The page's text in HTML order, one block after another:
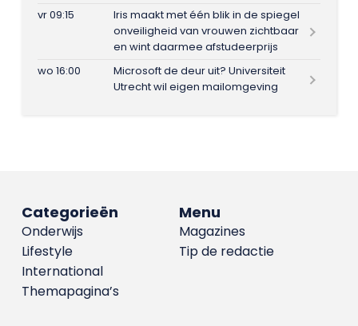
vr 09:15
Iris maakt met één blik in de spiegel
onveiligheid van vrouwen zichtbaar
en wint daarmee afstudeerprijs
wo 16:00
Microsoft de deur uit? Universiteit
Utrecht wil eigen mailomgeving
Menu
Magazines
Tip de redactie
Categorieën
Onderwijs
Lifestyle
International
Themapagina’s